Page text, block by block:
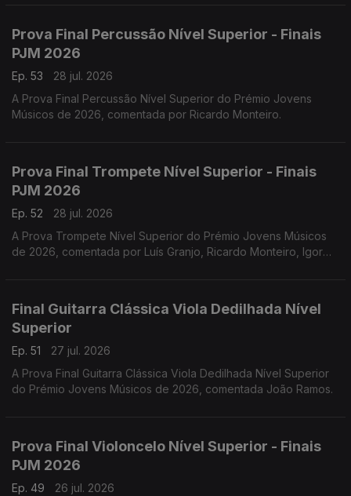
Prova Final Percussão Nível Superior - Finais
PJM 2026
Ep. 53
28 jul. 2026
A Prova Final Percussão Nível Superior do Prémio Jovens
Músicos de 2026, comentada por Ricardo Monteiro.
Prova Final Trompete Nível Superior - Finais
PJM 2026
Ep. 52
28 jul. 2026
A Prova Trompete Nível Superior do Prémio Jovens Músicos
de 2026, comentada por Luís Granjo, Ricardo Monteiro, Igor
Final Guitarra Clássica Viola Dedilhada Nível
Superior
Ep. 51
27 jul. 2026
A Prova Final Guitarra Clássica Viola Dedilhada Nível Superior
do Prémio Jovens Músicos de 2026, comentada João Ramos.
Prova Final Violoncelo Nível Superior - Finais
PJM 2026
Ep. 49
26 jul. 2026